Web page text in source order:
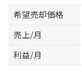
希望売却価格
売上/月
利益/月